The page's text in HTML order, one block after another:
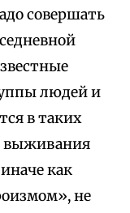
совершать
людей и
в таких
выживания
как
не